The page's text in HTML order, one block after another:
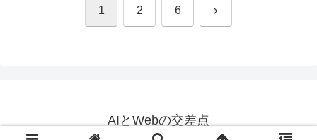
1 2 6 次
AIとWebの交差点